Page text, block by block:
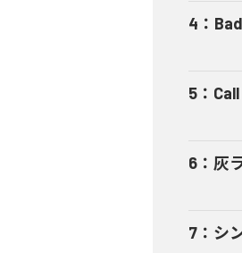
4 ：
5 ：
6 ： 灰
7 ： シ